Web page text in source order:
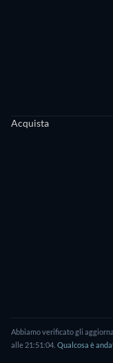
Acquista
Abbiamo verificato gli
alle 21:51:04 Qualcosa è